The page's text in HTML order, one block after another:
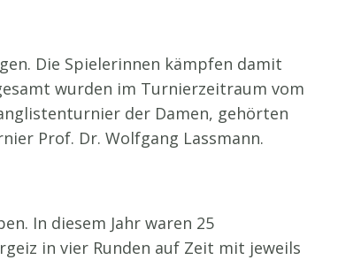
Die Spielerinnen kämpfen damit
wurden im Turnierzeitraum vom
der Damen, gehörten
Prof. Dr. Wolfgang Lassmann.
In diesem Jahr waren 25
in vier Runden auf Zeit mit jeweils